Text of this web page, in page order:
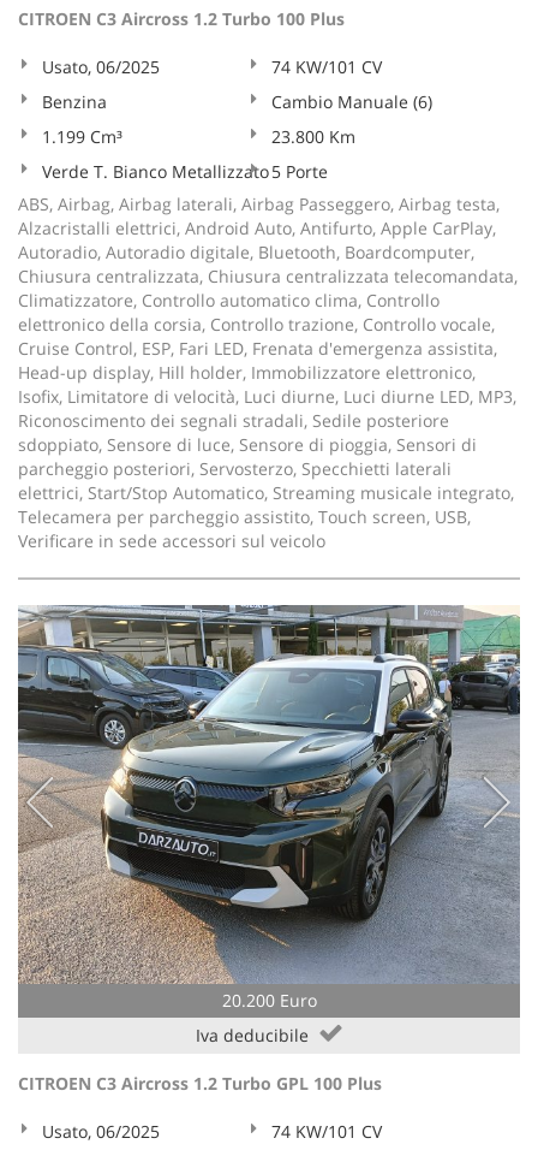
CITROEN C3 Aircross 1.2 Turbo 100 Plus
Usato, 06/2025
74 KW/101 CV
Benzina
Cambio Manuale (6)
1.199 Cm³
23.800 Km
Verde T. Bianco Metallizzato5 Porte
ABS, Airbag, Airbag laterali, Airbag Passeggero, Airbag testa,
Alzacristalli elettrici, Android Auto, Antifurto, Apple CarPlay,
Autoradio, Autoradio digitale, Bluetooth, Boardcomputer,
Chiusura centralizzata, Chiusura centralizzata telecomandata,
Climatizzatore, Controllo automatico clima, Controllo
elettronico della corsia, Controllo trazione, Controllo vocale,
Cruise Control, ESP, Fari LED, Frenata d'emergenza assistita,
Head-up display, Hill holder, Immobilizzatore elettronico,
Isofix, Limitatore di velocità, Luci diurne, Luci diurne LED, MP3,
Riconoscimento dei segnali stradali, Sedile posteriore
sdoppiato, Sensore di luce, Sensore di pioggia, Sensori di
parcheggio posteriori, Servosterzo, Specchietti laterali
elettrici, Start/Stop Automatico, Streaming musicale integrato,
Telecamera per parcheggio assistito, Touch screen, USB,
Verificare in sede accessori sul veicolo
20.200 Euro
Iva deducibile
CITROEN C3 Aircross 1.2 Turbo GPL 100 Plus
Usato, 06/2025
74 KW/101 CV